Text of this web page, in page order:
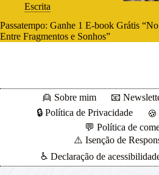
Escrita
Passatempo: Ganhe 1 E-book Grátis
Entre Fragmentos e Sonhos”
👱 Sobre mim 📧
🔒 Política de Privacidade
💬 Política de
⚠️ Isenção de
♿ Declaração de